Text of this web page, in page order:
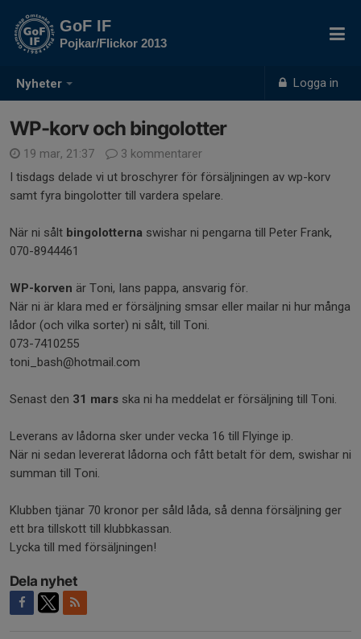
Nyheter Logga in
GoF IF
Pojkar/Flickor 2013
WP-korv och bingolotter
19 mar, 21:37
3 kommentarer
I tisdags delade vi ut broschyrer för försäljningen av wp-korv
samt fyra bingolotter till vardera spelare.
När ni sålt bingolotterna swishar ni pengarna till Peter Frank,
070-8944461
WP-korven är Toni, Ians pappa, ansvarig för.
När ni är klara med er försäljning smsar eller mailar ni hur många
lådor (och vilka sorter) ni sålt, till Toni.
073-7410255
toni_bash@hotmail.com
Senast den 31 mars ska ni ha meddelat er försäljning till Toni.
Leverans av lådorna sker under vecka 16 till Flyinge ip.
När ni sedan levererat lådorna och fått betalt för dem, swishar ni
summan till Toni.
Klubben tjänar 70 kronor per såld låda, så denna försäljning ger
ett bra tillskott till klubbkassan.
Lycka till med försäljningen!
Dela nyhet